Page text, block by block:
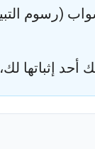
(رسوم
أحد